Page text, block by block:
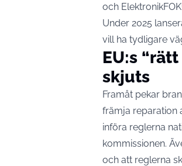
och
Under 2025
vill ha tydligare
EU:s
skjuts
Framåt pekar
främja reparation
införa reglerna
kommissionen.
och att reglerna